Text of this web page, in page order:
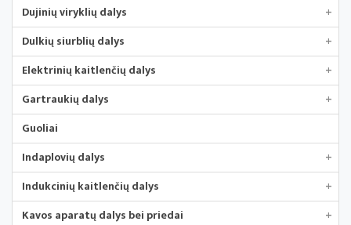
Dujinių viryklių dalys
+
Dulkių siurblių dalys
+
Elektrinių kaitlenčių dalys
+
Gartraukių dalys
+
Guoliai
Indaplovių dalys
+
Indukcinių kaitlenčių dalys
+
Kavos aparatų dalys bei priedai
+